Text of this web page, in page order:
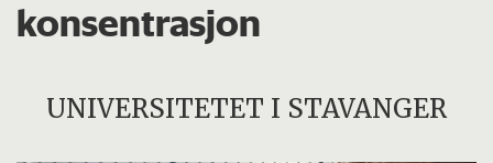
konsentrasjon
UNIVERSITETET I STAVANGER